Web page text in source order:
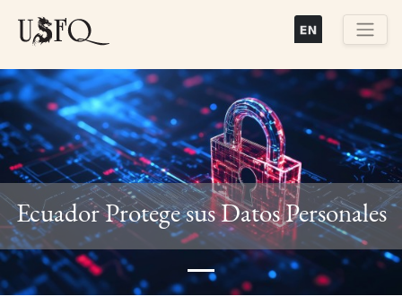
principal
Previous Next
Ecuador Protege sus Datos Personales